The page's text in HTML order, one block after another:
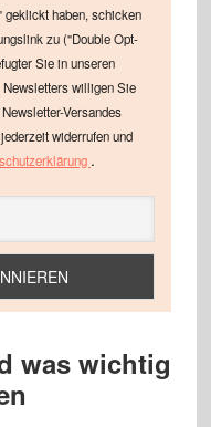
geklickt haben, schicken
zu ("Double Opt-
Sie in unseren
willigen Sie
Versandes
widerrufen und
.
was wichtig